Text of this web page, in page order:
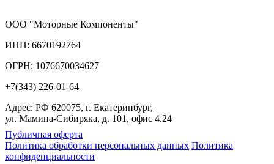
ООО "Моторные Компоненты"
ИНН: 6670192764
ОГРН: 1076670034627
+7(343) 226-01-64
Адрес: РФ 620075, г. Екатеринбург,
ул. Мамина-Сибиряка, д. 101, офис 4.24
Публичная оферта
Политика обработки персональных данных Политика
конфиденциальности